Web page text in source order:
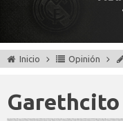
Inicio Opinión